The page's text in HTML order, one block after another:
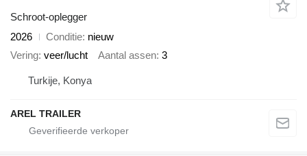
Schroot-oplegger
2026
Conditie nieuw
Vering veer/lucht Aantal assen 3
Turkije, Konya
AREL TRAILER